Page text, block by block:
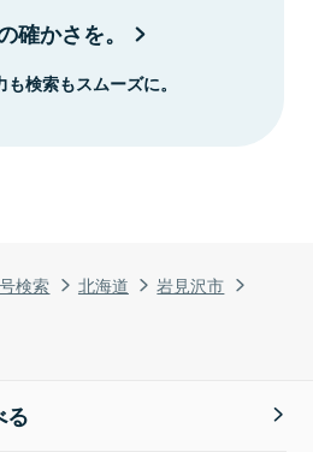
検索 北海道
岩見沢市
確かさを。
検索もスムーズに。
る